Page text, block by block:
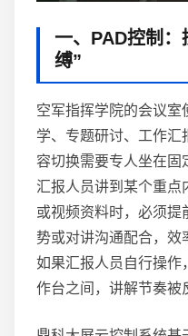
一、PAD控制
缚”
空军指挥学院的会议室
学、专题研讨、工作汇
容切换需要专人坐在固
汇报人员讲到某个重点
或视频资料时，必须提
势或对讲沟通配合，效
如果汇报人员自行操作
作台之间，讲解节奏被